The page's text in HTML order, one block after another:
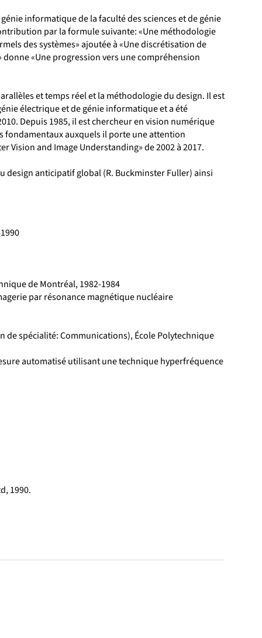
informatique de la faculté des sciences et de génie
par la formule suivante: «Une méthodologie
des systèmes» ajoutée à «Une discrétisation de
«Une progression vers une compréhension
et temps réel et la méthodologie du design. Il est
électrique et de génie informatique et a été
Depuis 1985, il est chercheur en vision numérique
auxquels il porte une attention
Vision and Image Understanding» de 2002 à 2017.
design anticipatif global (R. Buckminster Fuller) ainsi
de Montréal, 1982-1984
par résonance magnétique nucléaire
de spécialité: Communications), École Polytechnique
automatisé utilisant une technique hyperfréquence
1990.